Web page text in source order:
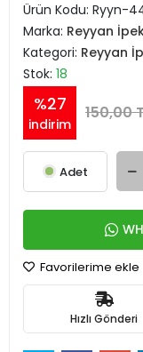
Ürün Kodu: Ryyn-
Marka: Reyyan
Kategori: Reyyan
Stok: 18
%27
indirim
150,00
Adet
Favorilerime ekle
Hızlı Gönderi